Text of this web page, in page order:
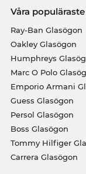
Våra
Ray-Ban Glasögon
Oakley Glasögon
Humphreys
Marc O Polo
Emporio Armani
Guess Glasögon
Persol Glasögon
Boss Glasögon
Tommy Hilfiger
Carrera Glasögon